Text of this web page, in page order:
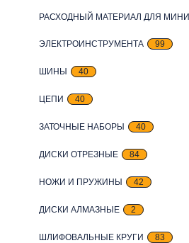
РАСХОДНЫЙ МАТЕРИАЛ ДЛЯ МИНИ
ЭЛЕКТРОИНСТРУМЕНТА 99
ШИНЫ 40
ЦЕПИ 40
ЗАТОЧНЫЕ НАБОРЫ 40
ДИСКИ ОТРЕЗНЫЕ 84
НОЖИ И ПРУЖИНЫ 42
ДИСКИ АЛМАЗНЫЕ 2
ШЛИФОВАЛЬНЫЕ КРУГИ 83